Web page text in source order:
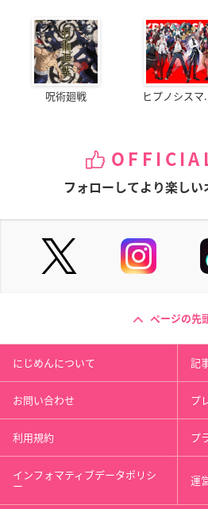
呪術廻戦 ヒプノシスマ
フォローしてより楽しい
ページの先
にじめんについて 記
お問い合わせ プ
利用規約 プ
インフォマティブデータポリシ
ー 運